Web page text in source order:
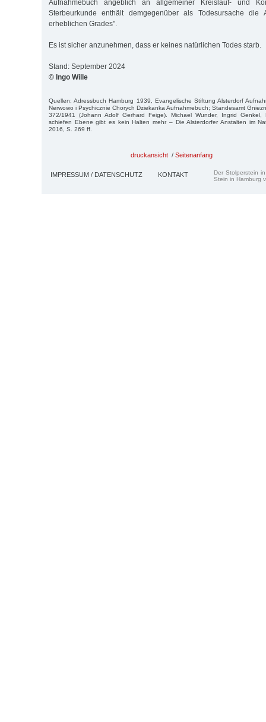
Aufnahmebuch angeblich an allgemeiner Kreislauf- und
Sterbeurkunde enthält demgegenüber als Todesursache die
erheblichen Grades".
Es ist sicher anzunehmen, dass er keines natürlichen Todes starb.
Stand: September 2024
© Ingo Wille
Quellen: Adressbuch Hamburg 1939, Evangelische Stiftung Alsterdorf
Nerwowo i Psychicznie Chorych Dziekanka Aufnahmebuch; Standesamt
372/1941 (Johann Adolf Gerhard Feige). Michael Wunder, Ingrid Genkel,
schiefen Ebene gibt es kein Halten mehr – Die Alsterdorfer Anstalten im
2016, S. 269 ff.
druckansicht / Seitenanfang
IMPRESSUM / DATENSCHUTZ KONTAKT
Der Stolperstein
Stein in Hamburg